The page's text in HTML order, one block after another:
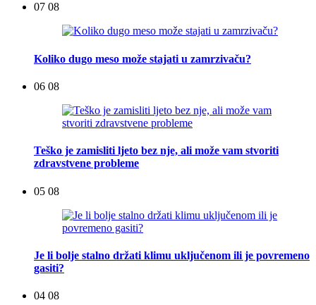
07 08
Koliko dugo meso može stajati u zamrzivaču?
06 08
Teško je zamisliti ljeto bez nje, ali može vam stvoriti
zdravstvene probleme
05 08
Je li bolje stalno držati klimu uključenom ili je povremeno
gasiti?
04 08